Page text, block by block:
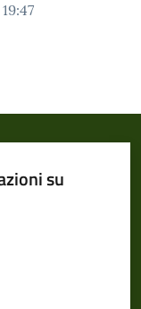
su